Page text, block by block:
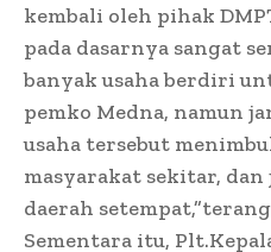
kembali oleh pihak
pada dasarnya sangat
banyak usaha berdiri
pemko Medna, namun
usaha tersebut
masyarakat sekitar,
daerah
Sementara itu,